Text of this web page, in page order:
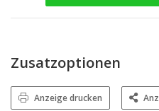
Zusatzoptionen
Anzeige drucken